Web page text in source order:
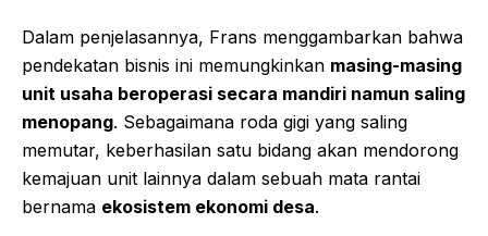
Dalam penjelasannya, Frans menggambarkan bahwa
pendekatan bisnis ini memungkinkan masing-masing
unit usaha beroperasi secara mandiri namun saling
menopang. Sebagaimana roda gigi yang saling
memutar, keberhasilan satu bidang akan mendorong
kemajuan unit lainnya dalam sebuah mata rantai
bernama ekosistem ekonomi desa.